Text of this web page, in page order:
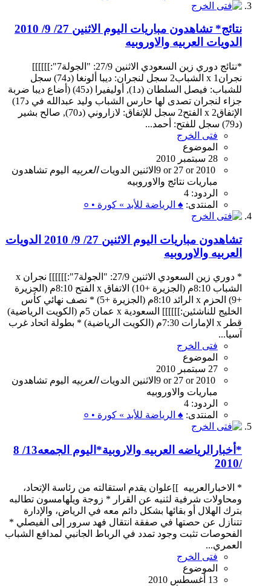
نتائج* تشاهدون مباريات اليوم الاثنين 27/ 9/ 2010
الدويات العربيه والاوروبيه
*نتائج دوري زين السعودي الاثنين 27/9: "الجولة7":]]]]]]
نجران1 x الشباب2 سجل لنجران: ديبا ألونغا (د74) سجل
للشباب: فيصل السلطان (د1), أوليفيرا (د45) (أضاع ديبا ضربة
جزاء لنجران تصدى لها حارس الشباب وليد عبدالله في د17)
الإتفاق2 x الفتح2 سجل للإتفاق: لازاروني (د70), صالح بشير
(د79) سجل للفتح: أحمد...
فتى الخرج
الموضوع
28 سبتمبر 2010
2010
27 or
9 or الاثنين الدوياتالعربيه اليوم تشاهدون
مباريات نتائج والاوروبيه
الردود: 4
المنتدى: ♠ الرياضة للأبد » كورة • ०
تشاهدون مباريات اليوم الاثنين 27/ 9/ 2010 الدويات
العربيه والاوروبيه
* دوري زين السعودي الاثنين 27/9: "الجولة7":]]]]]] نجران x
الشباب 8:10م (الجزيرة +10) الاتفاق x الفتح 8:10م (الجزيرة
+9) الحزم x الرائد 8:10م (الجزيرة +5) * نصف نهائي كأس
الخليج للناشئين:]]]]]] السعودية x عمان 5م (الكويت الرياضية)
قطر x الإمارات 7:30م (الكويت الرياضية) * بطولة اتحاد غرب
آسيا...
فتى الخرج
الموضوع
27 سبتمبر 2010
2010
27 or
9 or الاثنين الدوياتالعربيه اليوم تشاهدون
مباريات والاوروبيه
الردود: 4
المنتدى: ♠ الرياضة للأبد » كورة • ०
*أخبارالرياضه العربيه والاروبية*اليوم الجمعه13/ 8
/2010
* الاخبارالعربيه ‏ ]]علوان يقدم استقالته من رئاسة الإتحاد،
ومحاولات شرفية لثنيه عن القرار * زوجة ويلهامسون تطالبه
بترك الهلال أو بقائها بشكل دائم معه في الرياض، والإدارة
تتنازل عن حصتها في صفقة انتقال فهد سرور إلى الفيصلي *
الفحوصات تثبت وجود تمدد في الرباط الجانبي لمدافع الشباب
العمري...
فتى الخرج
الموضوع
13 أغسطس 2010